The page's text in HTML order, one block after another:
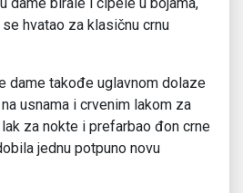
dame birale i cipele u bojama,
hvatao za klasičnu crnu
dame takođe uglavnom dolaze
usnama i crvenim lakom za
za nokte i prefarbao đon crne
jednu potpuno novu